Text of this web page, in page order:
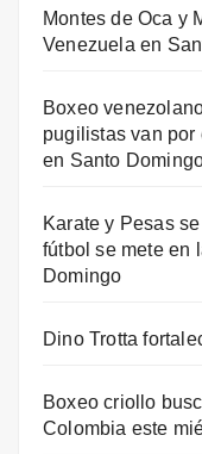
Montes de Oca y
Venezuela en
Boxeo
pugilistas van por
en Santo
Karate y Pesas
fútbol se mete en
Domingo
Dino Trotta
Boxeo criollo
Colombia este